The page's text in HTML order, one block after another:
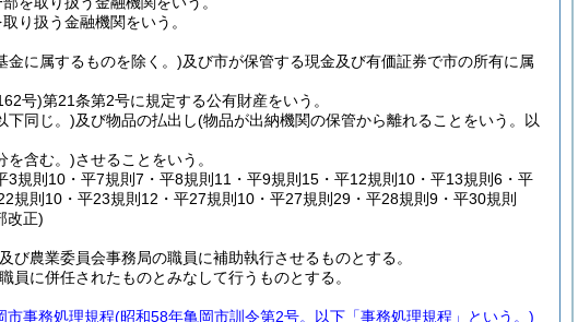
り扱う金融機関をいう。
金に属するものを除く。)及び市が保管する現金及び有価証券で市の所有に属
号)第21条第2号に規定する公有財産をいう。
下同じ。)及び物品の払出し(物品が出納機関の保管から離れることをいう。以
を含む。)させることをいう。
規則10・平7規則7・平8規則11・平9規則15・平12規則10・平13規則6・平
則10・平23規則12・平27規則10・平27規則29・平28規則9・平30規則
改正)
農業委員会事務局の職員に補助執行させるものとする。
に併任されたものとみなして行うものとする。
市事務処理規程(昭和58年亀岡市訓令第2号。以下「事務処理規程」という。)